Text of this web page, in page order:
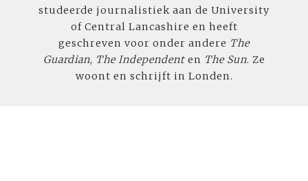
studeerde journalistiek aan de University
of Central Lancashire en heeft
geschreven voor onder andere The
Guardian, The Independenten The Sun. Ze
woont en schrijft in Londen.